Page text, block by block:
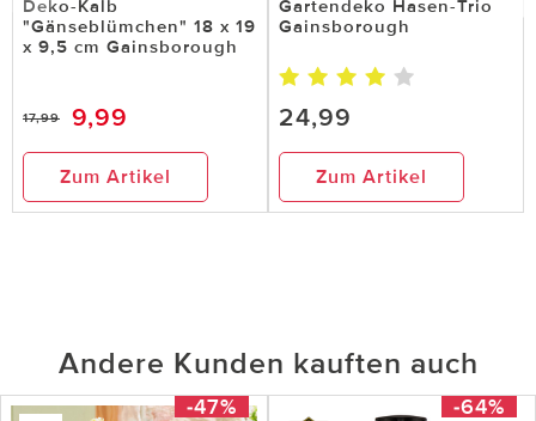
Deko-Kalb
"Gänseblümchen" 18 x 19
x 9,5 cm Gainsborough
17,99 9,99
Zum Artikel
Gartendeko Hasen-Trio
Gainsborough
24,99
Zum Artikel
Andere Kunden kauften auch
-47% -64%